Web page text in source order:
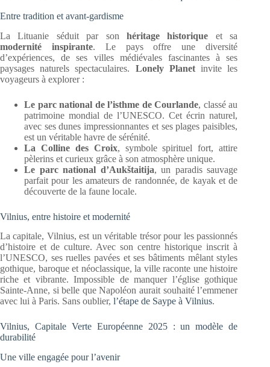
Entre tradition et avant-gardisme
La Lituanie séduit par sonhéritage historique et sa
modernité inspirante. Le pays offre une diversité
d’expériences, de ses villes médiévales fascinantes à ses
paysages naturels spectaculaires. Lonely Planetinvite les
voyageurs à explorer :
Le parc national de l’isthme de Courlande, classé au
patrimoine mondial de l’UNESCO. Cet écrin naturel,
avec ses dunes impressionnantes et ses plages paisibles,
est un véritable havre de sérénité.
La Colline des Croix, symbole spirituel fort, attire
pèlerins et curieux grâce à son atmosphère unique.
Le parc national d’Aukštaitija, un paradis sauvage
parfait pour les amateurs de randonnée, de kayak et de
découverte de la faune locale.
Vilnius, entre histoire et modernité
La capitale, Vilnius, est un véritable trésor pour les passionnés
d’histoire et de culture. Avec son centre historique inscrit à
l’UNESCO, ses ruelles pavées et ses bâtiments mêlant styles
gothique, baroque et néoclassique, la ville raconte une histoire
riche et vibrante. Impossible de manquer l’église gothique
Sainte-Anne, si belle que Napoléon aurait souhaité l’emmener
avec lui à Paris. Sans oublier, l’étape de Saype à Vilnius.
Vilnius, Capitale Verte Européenne 2025 : un modèle de
durabilité
Une ville engagée pour l’avenir